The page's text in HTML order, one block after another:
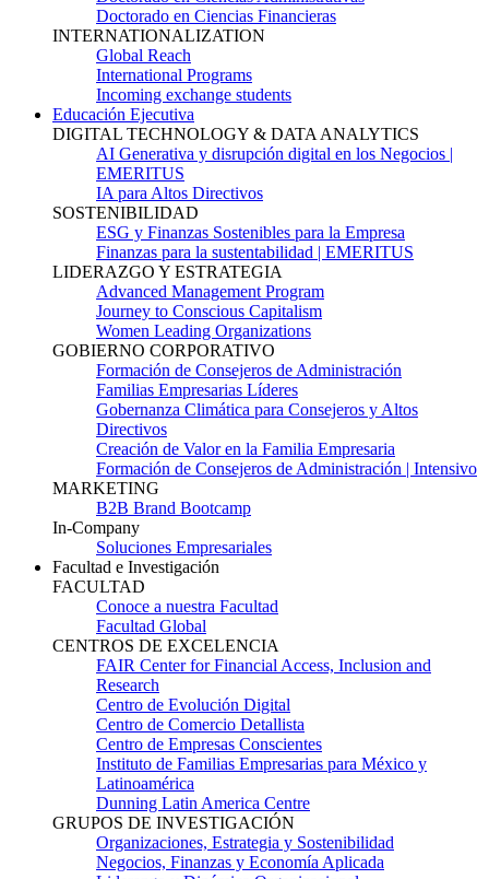
Doctorado en Ciencias Financieras
INTERNATIONALIZATION
Global Reach
International Programs
Incoming exchange students
Educación Ejecutiva
DIGITAL TECHNOLOGY & DATA ANALYTICS
AI Generativa y disrupción digital en los Negocios |
EMERITUS
IA para Altos Directivos
SOSTENIBILIDAD
ESG y Finanzas Sostenibles para la Empresa
Finanzas para la sustentabilidad | EMERITUS
LIDERAZGO Y ESTRATEGIA
Advanced Management Program
Journey to Conscious Capitalism
Women Leading Organizations
GOBIERNO CORPORATIVO
Formación de Consejeros de Administración
Familias Empresarias Líderes
Gobernanza Climática para Consejeros y Altos
Directivos
Creación de Valor en la Familia Empresaria
Formación de Consejeros de Administración | Intensivo
MARKETING
B2B Brand Bootcamp
In-Company
Soluciones Empresariales
Facultad e Investigación
FACULTAD
Conoce a nuestra Facultad
Facultad Global
CENTROS DE EXCELENCIA
FAIR Center for Financial Access, Inclusion and
Research
Centro de Evolución Digital
Centro de Comercio Detallista
Centro de Empresas Conscientes
Instituto de Familias Empresarias para México y
Latinoamérica
Dunning Latin America Centre
GRUPOS DE INVESTIGACIÓN
Organizaciones, Estrategia y Sostenibilidad
Negocios, Finanzas y Economía Aplicada